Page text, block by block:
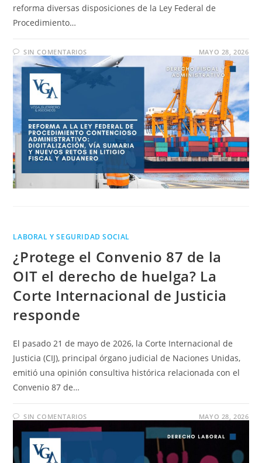
reforma diversas disposiciones de la Ley Federal de
Procedimiento…
SIN COMENTARIOS MAYO 28, 2026
LABORAL Y SEGURIDAD SOCIAL
¿Protege el Convenio 87 de la
OIT el derecho de huelga? La
Corte Internacional de Justicia
responde
El pasado 21 de mayo de 2026, la Corte Internacional de
Justicia (CIJ), principal órgano judicial de Naciones Unidas,
emitió una opinión consultiva histórica relacionada con el
Convenio 87 de…
SIN COMENTARIOS MAYO 28, 2026